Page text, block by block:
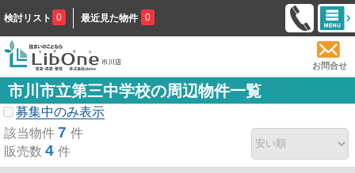
検討リスト 0 最近見た物件 0
お問合せ
市川市立第三中学校の周辺物件一覧
募集中のみ表示
該当物件 7 件
販売数 4 件